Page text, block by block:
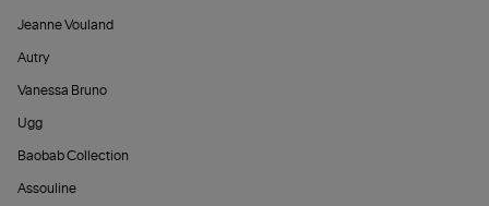
Jeanne Vouland
Autry
Vanessa Bruno
Ugg
Baobab Collection
Assouline